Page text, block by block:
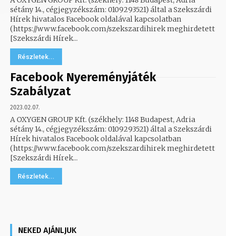
sétány 14., cégjegyzékszám: 0109293521) által a Szekszárdi
Hírek hivatalos Facebook oldalával kapcsolatban
(https://www.facebook.com/szekszardihirek meghirdetett
[Szekszárdi Hírek...
Részletek...
Facebook Nyereményjáték
Szabályzat
2023.02.07.
A OXYGEN GROUP Kft. (székhely: 1148 Budapest, Adria
sétány 14., cégjegyzékszám: 0109293521) által a Szekszárdi
Hírek hivatalos Facebook oldalával kapcsolatban
(https://www.facebook.com/szekszardihirek meghirdetett
[Szekszárdi Hírek...
Részletek...
NEKED AJÁNLJUK